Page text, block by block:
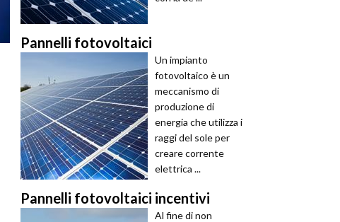
Pannelli fotovoltaici
Un impianto
fotovoltaico è un
meccanismo di
produzione di
energia che utilizza i
raggi del sole per
creare corrente
elettrica ...
Pannelli fotovoltaici incentivi
Al fine di non